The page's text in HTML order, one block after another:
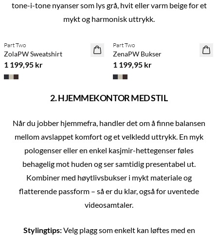
tone-i-tone nyanser som lys grå, hvit eller varm beige for et
mykt og harmonisk uttrykk.
NYHET
Part Two
ZolaPW Sweatshirt
1 199,95 kr
NYHET
Part Two
ZenaPW Bukser
1 199,95 kr
2. HJEMMEKONTOR MED STIL
Når du jobber hjemmefra, handler det om å finne balansen
mellom avslappet komfort og et velkledd uttrykk. En myk
pologenser eller en enkel kasjmir-hettegenser føles
behagelig mot huden og ser samtidig presentabel ut.
Kombiner med høytlivsbukser i mykt materiale og
flatterende passform – så er du klar, også for uventede
videosamtaler.
Stylingtips:Velg plagg som enkelt kan løftes med en